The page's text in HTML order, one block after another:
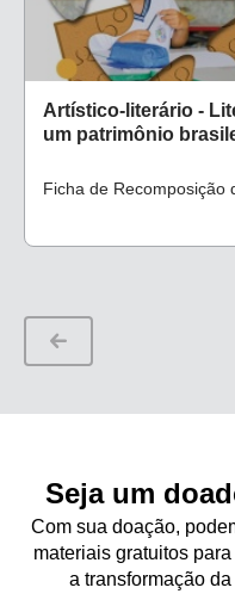
Artístico-literário -
um patrimônio
Ficha de Recomposição
Seja um
Com sua doação,
materiais gratuitos
a transformação